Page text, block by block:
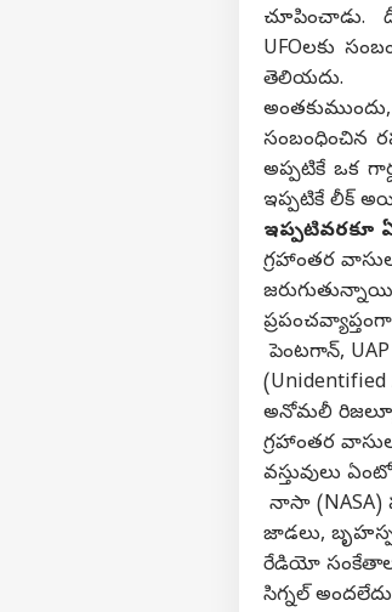
చూపించాడు.
UFOలకు
తెలియదు.
సంబంధించిన
అప్పటికే ఒక
ఇప్పటికే లీక్
ఇప్పటివరకూ
గ్రహాంతర
పెంటగాన్,
అనోమలీ
గ్రహాంతర
వస్తువులు
నాసా (NASA)
జాడలు,
రేడియో
సిగ్నల్
హలో
మాతో
కేరీర్స్